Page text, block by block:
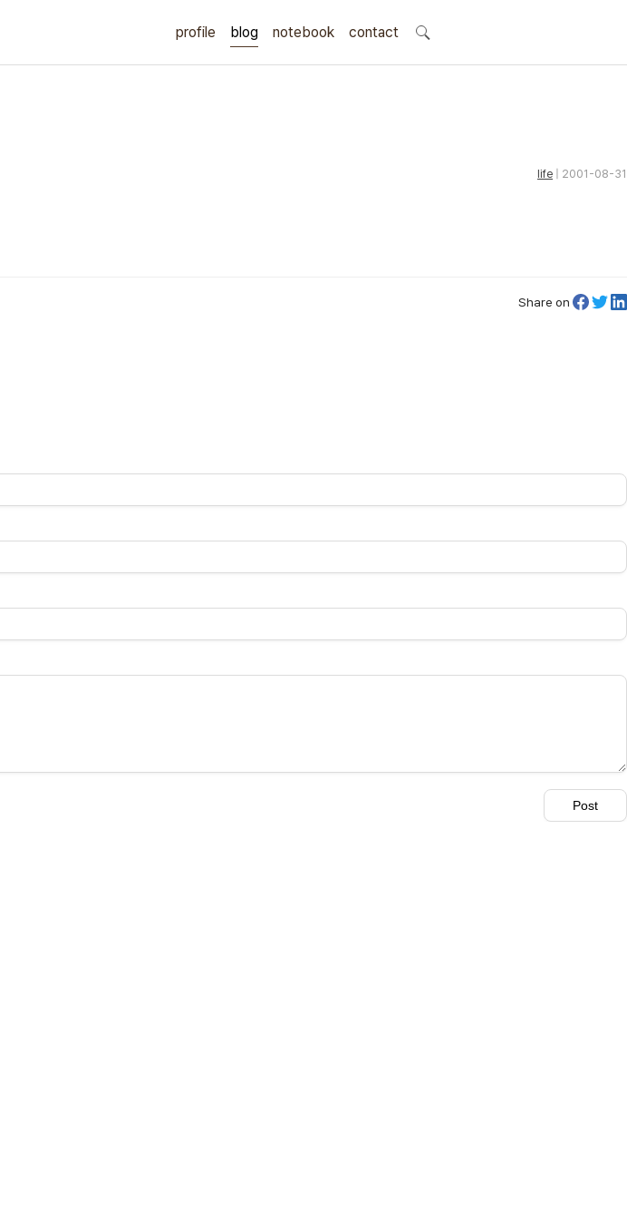
profile blog notebook contact
search
life | 2001-08-31
Share on